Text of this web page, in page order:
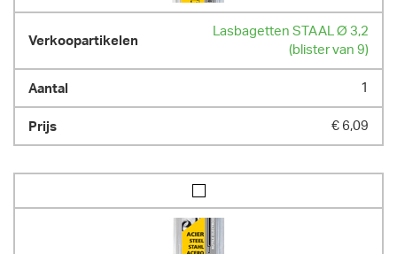
Lasbagetten STAAL Ø 3,2
(blister van 9)
1
€ 6,09